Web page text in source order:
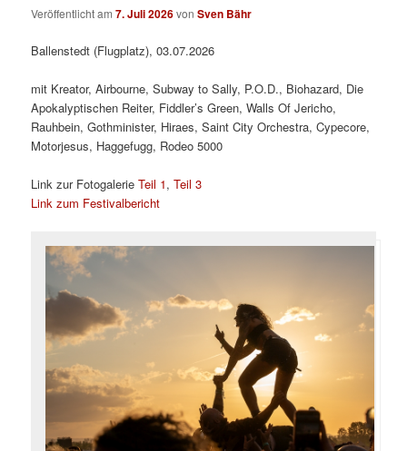
Veröffentlicht am7. Juli 2026vonSven Bähr
Ballenstedt (Flugplatz), 03.07.2026
mit Kreator, Airbourne, Subway to Sally, P.O.D., Biohazard, Die
Apokalyptischen Reiter, Fiddler’s Green, Walls Of Jericho,
Rauhbein, Gothminister, Hiraes, Saint City Orchestra, Cypecore,
Motorjesus, Haggefugg, Rodeo 5000
Link zur FotogalerieTeil 1,Teil 3
Link zum Festivalbericht